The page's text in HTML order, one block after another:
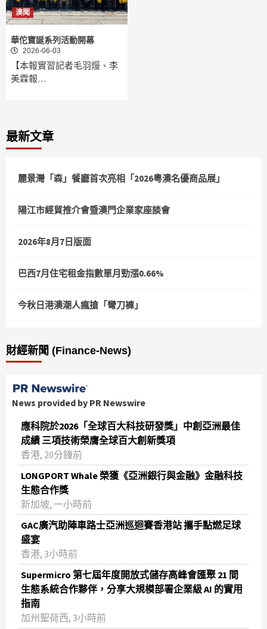
澳聞
華佗寶誕系列活動開幕
2026-06-03
【本報實習記者毛羽熳、李
美霖報…
最新文章
麗景灣「森」餐廳首次亮相「2026粵澳名優商品展」
陽江市經貿推介會暨澳門企業家座談會
2026年8月7日版面
巴西7月住宅租金指數單月勁漲0.66%
今秋日港澳潮人瘋搶「彎刀褲」
財經新聞 (Finance-News)
News provided by PR Newswire
應科院於2026「全球百大科技研發獎」中創亞洲最佳
成績 三項技術榮膺全球百大創新獎項
香港, 20分鐘前
LONGPORT Whale 榮獲《亞洲銀行與金融》金融科技
生態合作獎
新加坡, 一小時前
GAC廣汽助陣車路士亞洲巡迴賽香港站 攜手點燃足球
盛宴
香港, 3小時前
Supermicro 第七屆年度開放式儲存高峰會匯聚 21 間
生態系統合作夥伴，分享大規模部署企業級 AI 的實用
指南
加州聖荷西, 3小時前